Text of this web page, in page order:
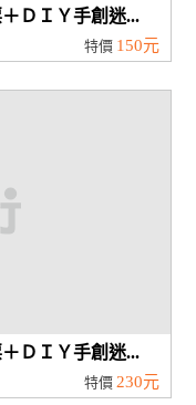
ＤＩＹ手創迷...
特價 150元
ＤＩＹ手創迷...
特價 230元